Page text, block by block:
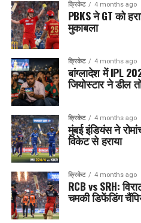
क्रिकेट 4 months ago
PBKS ने GT को
मुकाबला
क्रिकेट 4 months ago
बांग्लादेश में IPL
जियोस्टार ने डील
क्रिकेट 4 months ago
मुंबई इंडियंस ने
विकेट से हराया
क्रिकेट 4 months ago
RCB vs SRH:
चमकी डिफेंडिंग